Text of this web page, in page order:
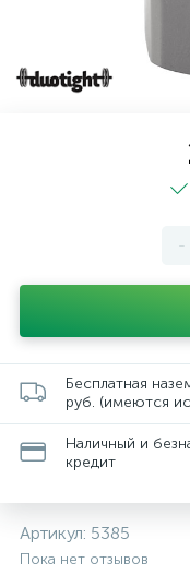
-
Бесплатная
руб. (имеются
Наличный и
кредит
Артикул: 5385
Пока нет отзывов